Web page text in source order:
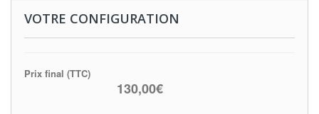
VOTRE CONFIGURATION
Prix final (TTC)
130,00€